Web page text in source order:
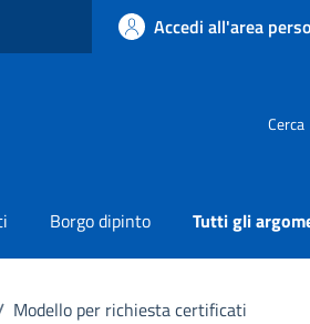
Accedi all'area
Cerca
Borgo dipinto Tutti gli
Modello per richiesta certificati